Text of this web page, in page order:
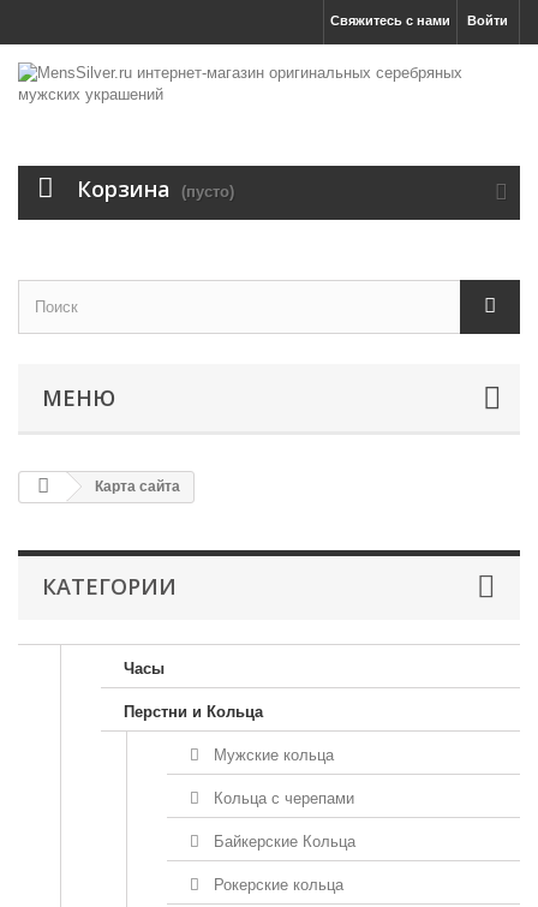
Войти
Свяжитесь с нами
Корзина (пусто)
МЕНЮ
Карта сайта
КАТЕГОРИИ
Часы
Перстни и Кольца
Мужские кольца
Кольца с черепами
Байкерские Кольца
Рокерские кольца